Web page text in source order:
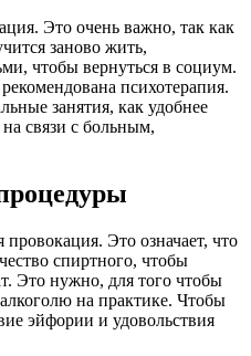
Это очень важно, так как
заново жить,
чтобы вернуться в социум.
психотерапия.
занятия, как удобнее
связи с больным,
Это означает, что
спиртного, чтобы
Это нужно, для того чтобы
на практике. Чтобы
эйфории и удовольствия